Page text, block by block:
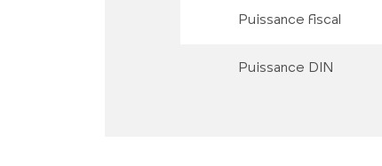
Puissance fiscal
Puissance DIN